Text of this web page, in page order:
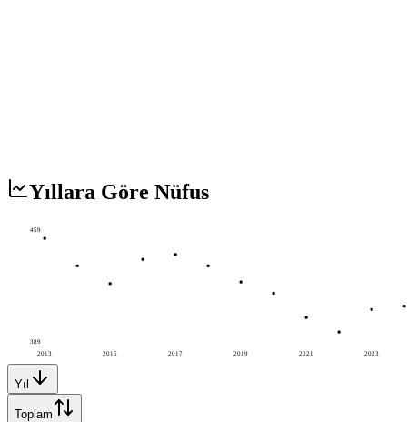
Yıllara Göre Nüfus
2013 2015 2017 2019 2021 2023
459
389
Yıl
Toplam